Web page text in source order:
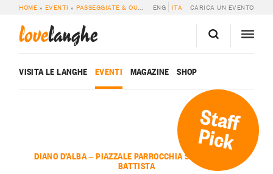
HOME » EVENTI »PASSEGGIATE & OUTDOOR » LA MAGICA SERA DEL
ENG ITA CARICA UN EVENTO
lovelanghe
VISITA LE LANGHE EVENTI MAGAZINE SHOP
Staff
Pick
DIANO D’ALBA — PIAZZALE PARROCCHIA SAN GIOVANNI
BATTISTA